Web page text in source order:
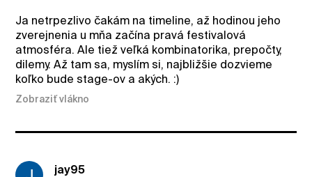
Ja netrpezlivo čakám na timeline, až hodinou jeho
zverejnenia u mňa začína pravá festivalová
atmosféra. Ale tiež veľká kombinatorika, prepočty,
dilemy. Až tam sa, myslím si, najbližšie dozvieme
koľko bude stage-ov a akých. :)
Zobraziť vlákno
jay95